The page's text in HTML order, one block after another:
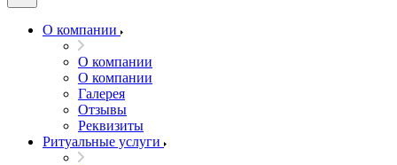
О компании
О компании
О компании
Галерея
Отзывы
Реквизиты
Ритуальные услуги